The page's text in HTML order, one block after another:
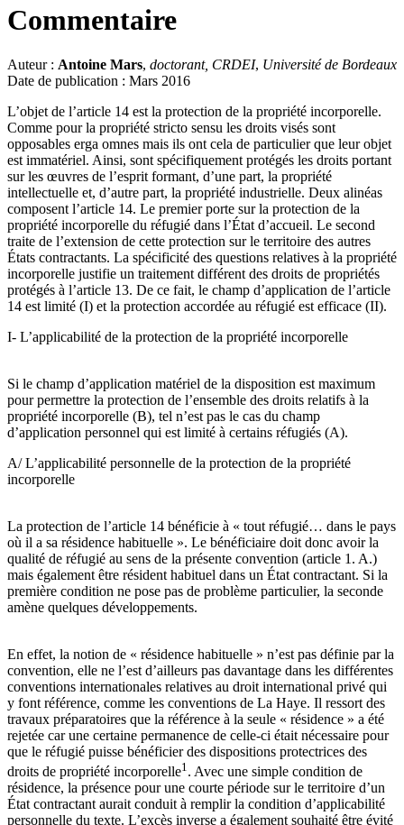
Commentaire
Auteur : Antoine Mars, doctorant, CRDEI, Université de Bordeaux
Date de publication : Mars 2016
L’objet de l’article 14 est la protection de la propriété incorporelle.
Comme pour la propriété stricto sensu les droits visés sont
opposables erga omnes mais ils ont cela de particulier que leur objet
est immatériel. Ainsi, sont spécifiquement protégés les droits portant
sur les œuvres de l’esprit formant, d’une part, la propriété
intellectuelle et, d’autre part, la propriété industrielle. Deux alinéas
composent l’article 14. Le premier porte sur la protection de la
propriété incorporelle du réfugié dans l’État d’accueil. Le second
traite de l’extension de cette protection sur le territoire des autres
États contractants. La spécificité des questions relatives à la propriété
incorporelle justifie un traitement différent des droits de propriétés
protégés à l’article 13. De ce fait, le champ d’application de l’article
14 est limité (I) et la protection accordée au réfugié est efficace (II).
I- L’applicabilité de la protection de la propriété incorporelle
Si le champ d’application matériel de la disposition est maximum
pour permettre la protection de l’ensemble des droits relatifs à la
propriété incorporelle (B), tel n’est pas le cas du champ
d’application personnel qui est limité à certains réfugiés (A).
A/ L’applicabilité personnelle de la protection de la propriété
incorporelle
La protection de l’article 14 bénéficie à « tout réfugié… dans le pays
où il a sa résidence habituelle ». Le bénéficiaire doit donc avoir la
qualité de réfugié au sens de la présente convention (article 1. A.)
mais également être résident habituel dans un État contractant. Si la
première condition ne pose pas de problème particulier, la seconde
amène quelques développements.
En effet, la notion de « résidence habituelle » n’est pas définie par la
convention, elle ne l’est d’ailleurs pas davantage dans les différentes
conventions internationales relatives au droit international privé qui
y font référence, comme les conventions de La Haye. Il ressort des
travaux préparatoires que la référence à la seule « résidence » a été
rejetée car une certaine permanence de celle-ci était nécessaire pour
que le réfugié puisse bénéficier des dispositions protectrices des
droits de propriété incorporelle1 . Avec une simple condition de
résidence, la présence pour une courte période sur le territoire d’un
État contractant aurait conduit à remplir la condition d’applicabilité
personnelle du texte. L’excès inverse a également souhaité être évité